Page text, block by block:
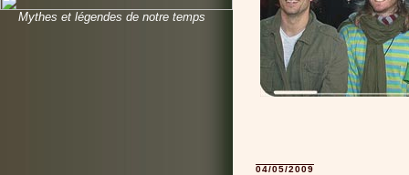
Mythes et légendes de notre temps
04/05/2009